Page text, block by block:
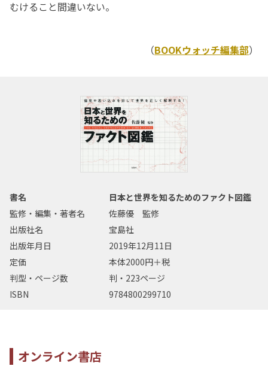
むけること間違いない。
（BOOKウォッチ編集部）
書名
日本と世界を知るためのファクト図鑑
監修・編集・著者名
佐藤優 監修
出版社名
宝島社
出版年月日
2019年12月11日
定価
本体2000円＋税
判型・ページ数
判・223ページ
ISBN
9784800299710
オンライン書店